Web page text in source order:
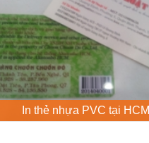
In thẻ nhựa PVC tại HCM